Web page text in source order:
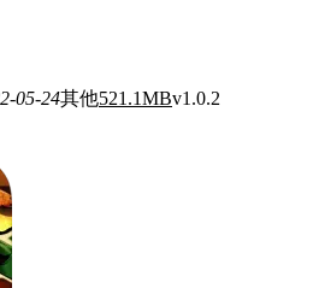
05-24其他521.1MBv1.0.2